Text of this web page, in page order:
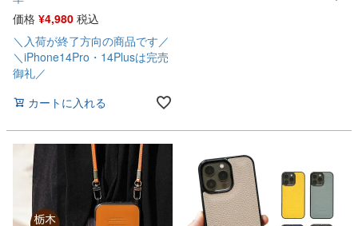
価格 ¥4,980 税込
＼入荷が終了方向の商品です／
＼iPhone14Pro・14Plusは完売
御礼／
カートに入れる